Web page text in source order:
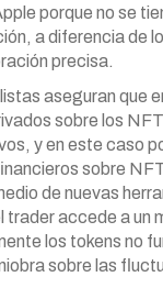
porque no se
a diferencia de
precisa.
aseguran que
sobre los
y en este caso
sobre
de nuevas
trader accede a un
los tokens no
sobre las